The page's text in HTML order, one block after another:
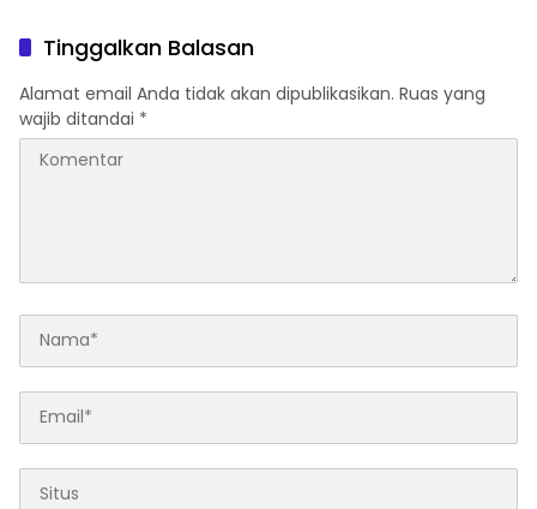
Tinggalkan Balasan
Alamat email Anda tidak akan dipublikasikan. Ruas yang
wajib ditandai *